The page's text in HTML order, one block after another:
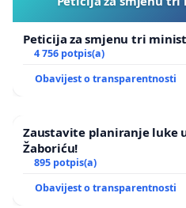
Peticija za smjenu tri
4 756 potpis(a)
Obavijest o transparentnosti
Zaustavite planiranje luke
Žaboriću!
895 potpis(a)
Obavijest o transparentnosti